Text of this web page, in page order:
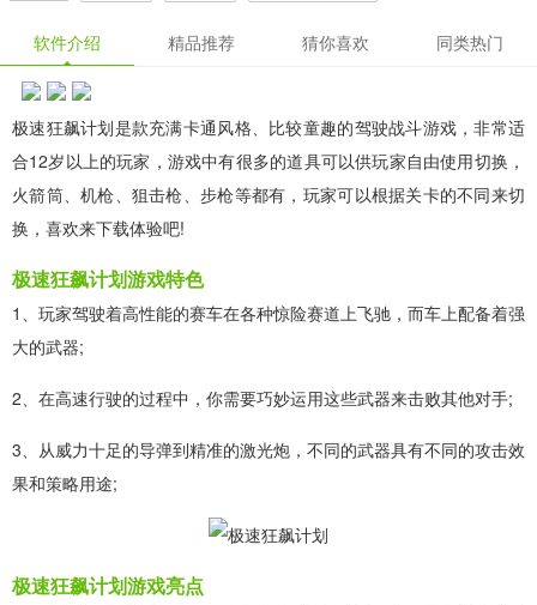
软件介绍 精品推荐 猜你喜欢 同类热门
极速狂飙计划是款充满卡通风格、比较童趣的驾驶战斗游戏，非常适
合12岁以上的玩家，游戏中有很多的道具可以供玩家自由使用切换，
火箭筒、机枪、狙击枪、步枪等都有，玩家可以根据关卡的不同来切
换，喜欢来下载体验吧!
极速狂飙计划游戏特色
1、玩家驾驶着高性能的赛车在各种惊险赛道上飞驰，而车上配备着强
大的武器;
2、在高速行驶的过程中，你需要巧妙运用这些武器来击败其他对手;
3、从威力十足的导弹到精准的激光炮，不同的武器具有不同的攻击效
果和策略用途;
极速狂飙计划游戏亮点